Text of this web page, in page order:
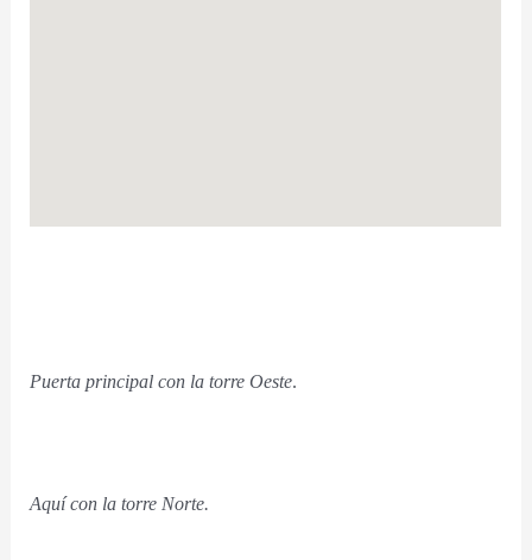
Puerta principal con la torre Oeste.
Aquí con la torre Norte.